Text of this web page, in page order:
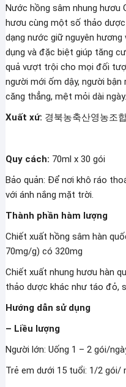
Sào
Plaza
số
lượng
Nước hồng sâm nhung hươu
hươu cùng một số thảo
dạng nước giữ nguyên
dụng và đặc biệt giúp tăng
quả vượt trội cho mọi đối
người mới ốm dậy, người bận
căng thẳng, mệt mỏi dài
Xuất xứ: 경북농축산영농조
Quy cách: 70ml x 30 gói
Bảo quản: Để nơi khô ráo
với ánh nắng mặt trời.
Thành phần hàm lượng
Chiết xuất hồng sâm hàn
70mg/g) có 320mg
Chiết xuất nhung hươu hàn
thảo dược khác như táo đỏ,
Hướng dẫn sử dụng
– Liều lượng
Người lớn: Uống 1 – 2 gói/
Trẻ em dưới 15 tuổi: 1/2 gói/